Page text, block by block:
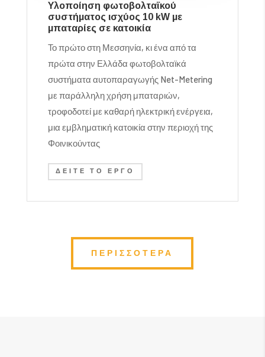
Υλοποίηση φωτοβολταϊκού
συστήματος ισχύος 10 kW με
μπαταρίες σε κατοικία
Το πρώτο στη Μεσσηνία, κι ένα από τα
πρώτα στην Ελλάδα φωτοβολταϊκά
συστήματα αυτοπαραγωγής Net-Metering
με παράλληλη χρήση μπαταριών,
τροφοδοτεί με καθαρή ηλεκτρική ενέργεια,
μια εμβληματική κατοικία στην περιοχή της
Φοινικούντας
ΔΕΊΤΕ ΤΟ ΈΡΓΟ
ΠΕΡΙΣΣΟΤΕΡΑ